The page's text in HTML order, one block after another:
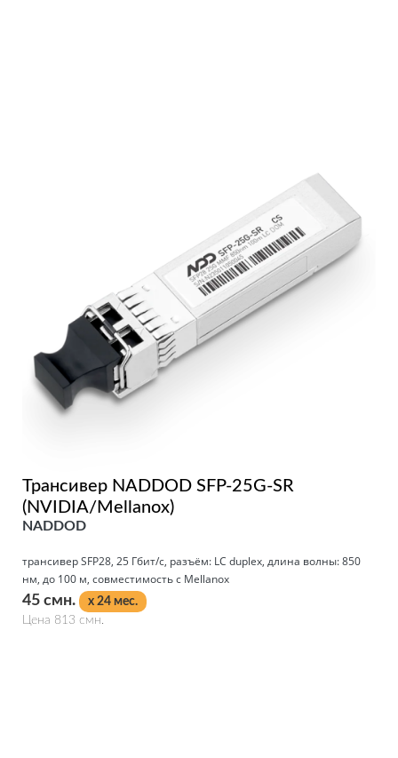
Трансивер NADDOD SFP-25G-SR
(NVIDIA/Mellanox)
NADDOD
трансивер SFP28, 25 Гбит/с, разъём: LC duplex, длина волны: 850
нм, до 100 м, совместимость с Mellanox
45 смн.
x 24 мес.
Цена 813 смн.